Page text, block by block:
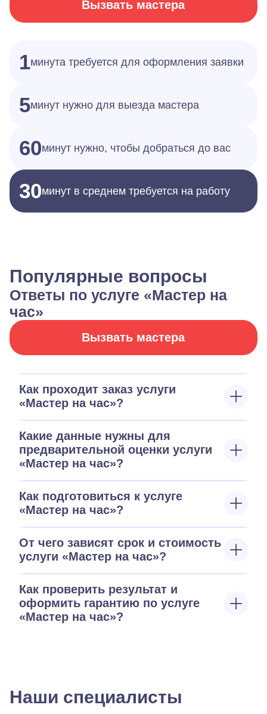
Вызвать мастера
1минута требуется для оформления заявки
5минут нужно для выезда мастера
60минут нужно, чтобы добраться до вас
30минут в среднем требуется на работу
Популярные вопросы
Ответы по услуге «Мастер на
час»
Вызвать мастера
Как проходит заказ услуги
«Мастер на час»?
Какие данные нужны для
предварительной оценки услуги
«Мастер на час»?
Как подготовиться к услуге
«Мастер на час»?
От чего зависят срок и стоимость
услуги «Мастер на час»?
Как проверить результат и
оформить гарантию по услуге
«Мастер на час»?
Наши специалисты